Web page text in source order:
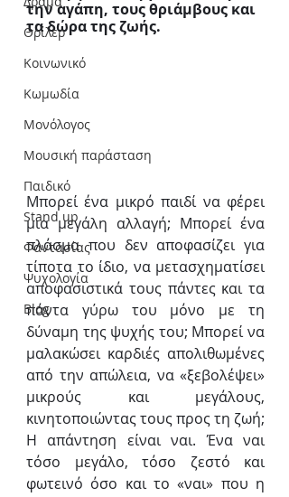
Θρίλερ
Κοινωνικό
Κωμωδία
Μονόλογος
Μουσική παράσταση
Παιδικό
Stand up
Φαντασίας
Ψυχολογία
Blog
την αγάπη, τους θριάμβους και
τα δώρα της ζωής.
Μπορεί ένα μικρό παιδί να φέρει
μια μεγάλη αλλαγή; Μπορεί ένα
πλάσμα που δεν αποφασίζει για
τίποτα το ίδιο, να μετασχηματίσει
αποφασιστικά τους πάντες και τα
πάντα γύρω του μόνο με τη
δύναμη της ψυχής του; Μπορεί να
μαλακώσει καρδιές απολιθωμένες
από την απώλεια, να «ξεβολέψει»
μικρούς και μεγάλους,
κινητοποιώντας τους προς τη ζωή;
Η απάντηση είναι ναι. Ένα ναι
τόσο μεγάλο, τόσο ζεστό και
φωτεινό όσο και το «ναι» που η